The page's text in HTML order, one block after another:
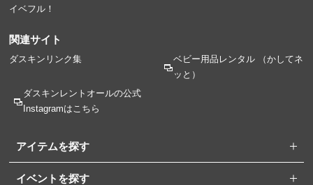
イベフル！
関連サイト
ダスキンリンク集 ベビー用品レンタル（かしてネ
ッと）
ダスキンレントオールの公式
Instagramはこちら
アイテムを探す
イベントを探す